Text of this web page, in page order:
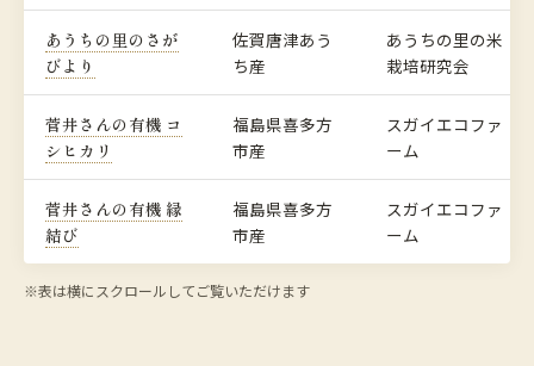
あうちの里のさが
びより
佐賀唐津あう
ち産
あうちの里の米
栽培研究会
菅井さんの有機 コ
シヒカリ
福島県喜多方
市産
スガイエコファ
ーム
菅井さんの有機 縁
結び
福島県喜多方
市産
スガイエコファ
ーム
※表は横にスクロールしてご覧いただけます